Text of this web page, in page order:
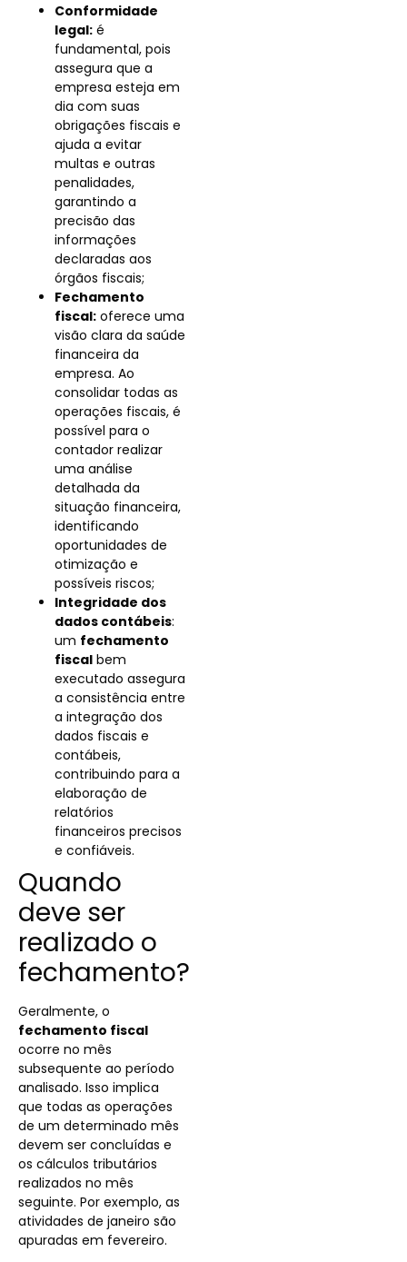
Conformidade
legal: é
fundamental, pois
assegura que a
empresa esteja em
dia com suas
obrigações fiscais e
ajuda a evitar
multas e outras
penalidades,
garantindo a
precisão das
informações
declaradas aos
órgãos fiscais;
Fechamento
fiscal: oferece uma
visão clara da saúde
financeira da
empresa. Ao
consolidar todas as
operações fiscais, é
possível para o
contador realizar
uma análise
detalhada da
situação financeira,
identificando
oportunidades de
otimização e
possíveis riscos;
Integridade dos
dados contábeis:
um fechamento
fiscal bem
executado assegura
a consistência entre
a integração dos
dados fiscais e
contábeis,
contribuindo para a
elaboração de
relatórios
financeiros precisos
e confiáveis.
Quando
deve ser
realizado o
fechamento?
Geralmente, o
fechamento fiscal
ocorre no mês
subsequente ao período
analisado. Isso implica
que todas as operações
de um determinado mês
devem ser concluídas e
os cálculos tributários
realizados no mês
seguinte. Por exemplo, as
atividades de janeiro são
apuradas em fevereiro.